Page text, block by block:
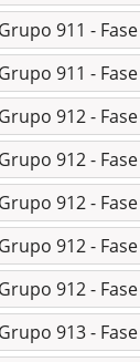
911 -
911 -
912 - Fase
912 -
912 -
912 -
912 -
913 - Fase